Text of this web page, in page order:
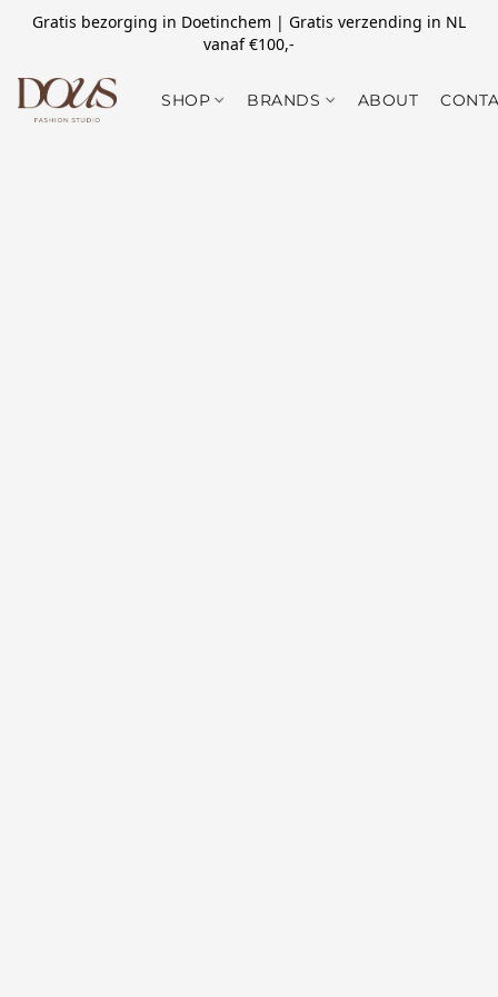
Gratis bezorging in Doetinchem | Gratis verzending in NL
vanaf €100,-
SHOP BRANDS ABOUT